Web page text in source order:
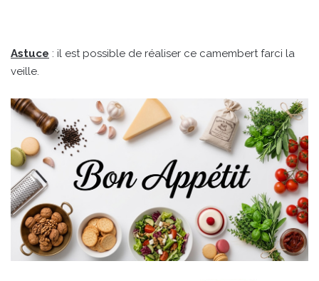
Astuce : il est possible de réaliser ce camembert farci la
veille.